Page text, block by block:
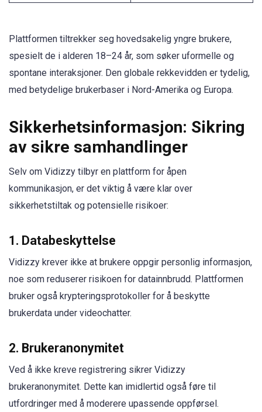
Plattformen tiltrekker seg hovedsakelig yngre brukere,
spesielt de i alderen 18–24 år, som søker uformelle og
spontane interaksjoner. Den globale rekkevidden er tydelig,
med betydelige brukerbaser i Nord-Amerika og Europa.
Sikkerhetsinformasjon: Sikring
av sikre samhandlinger
Selv om Vidizzy tilbyr en plattform for åpen
kommunikasjon, er det viktig å være klar over
sikkerhetstiltak og potensielle risikoer:
1. Databeskyttelse
Vidizzy krever ikke at brukere oppgir personlig informasjon,
noe som reduserer risikoen for datainnbrudd. Plattformen
bruker også krypteringsprotokoller for å beskytte
brukerdata under videochatter.
2. Brukeranonymitet
Ved å ikke kreve registrering sikrer Vidizzy
brukeranonymitet. Dette kan imidlertid også føre til
utfordringer med å moderere upassende oppførsel.